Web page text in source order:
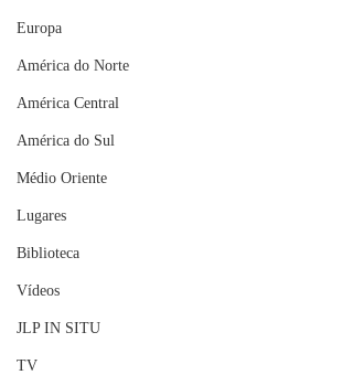
Europa
América do Norte
América Central
América do Sul
Médio Oriente
Lugares
Biblioteca
Vídeos
JLP IN SITU
TV